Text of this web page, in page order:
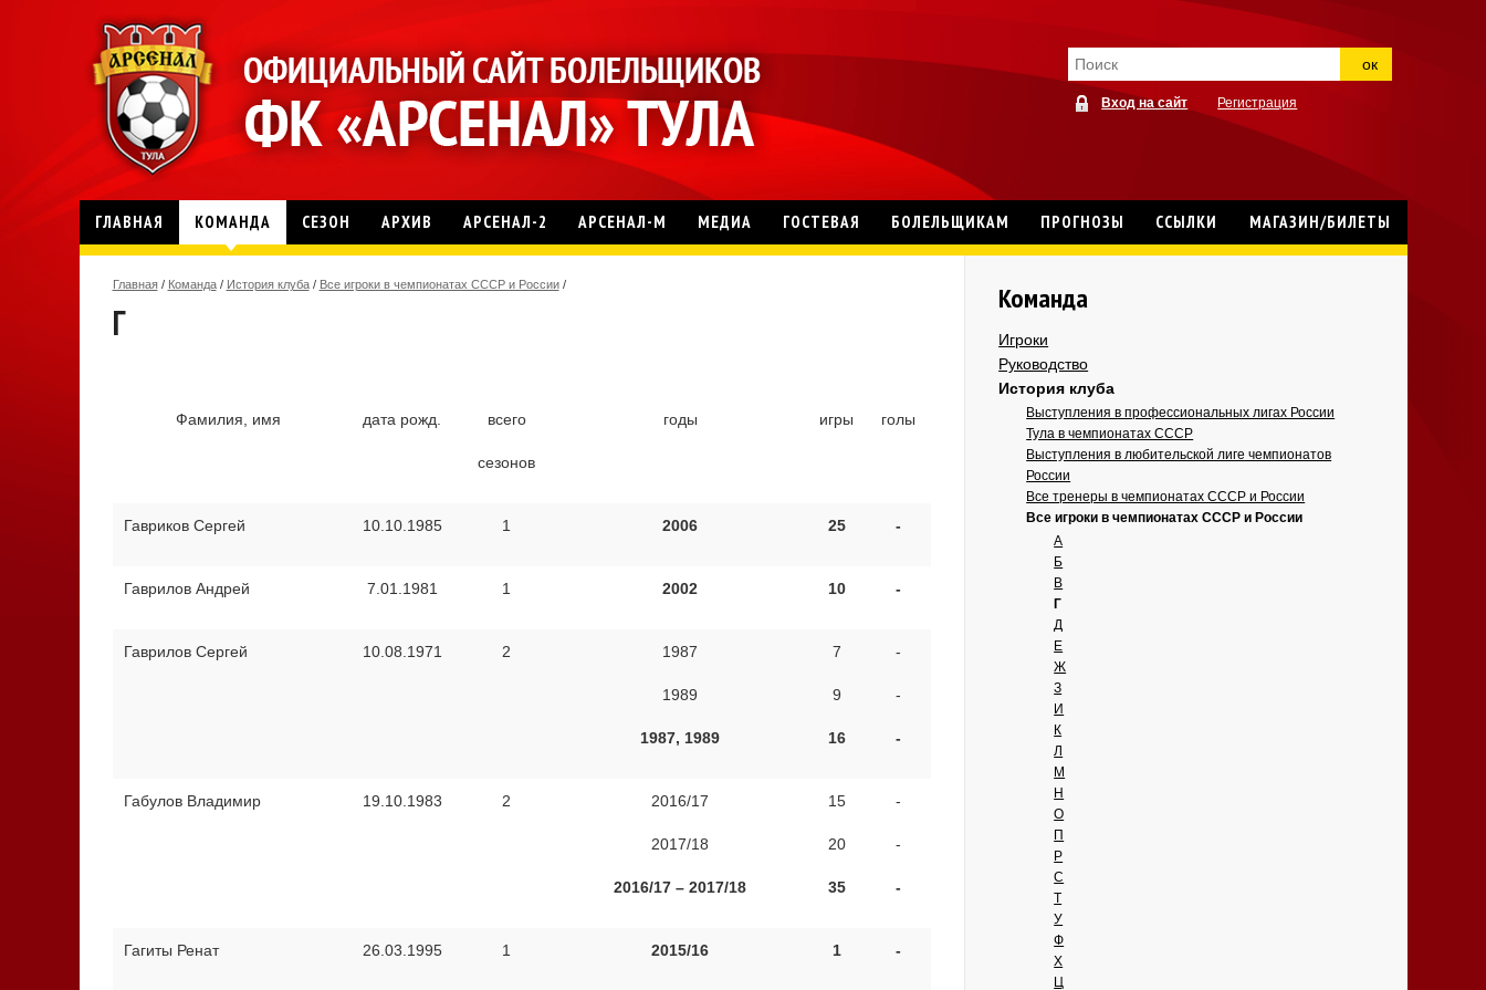
ок
Вход на сайт Регистрация
ГЛАВНАЯ КОМАНДА СЕЗОН АРХИВ АРСЕНАЛ-2 АРСЕНАЛ-М МЕДИА ГОСТЕВАЯ БОЛЕЛЬЩИКАМ ПРОГНОЗЫ ССЫЛКИ МАГАЗИН/БИЛЕТЫ
Главная / Команда / История клуба / Все игроки в чемпионатах СССР и России /
Г
Фамилия, имя дата рожд. всего
сезонов
годы игры голы
Гавриков Сергей 10.10.1985 1 2006 25 -
Гаврилов Андрей 7.01.1981 1 2002 10 -
Гаврилов Сергей 10.08.1971 2 1987
1989
1987, 1989
7
9
16
-
-
-
Габулов Владимир 19.10.1983 2 2016/17
2017/18
2016/17 – 2017/18
15
20
35
-
-
-
Гагиты Ренат 26.03.1995 1 2015/16 1 -
Команда
Игроки
Руководство
История клуба
Выступления в профессиональных лигах России
Тула в чемпионатах СССР
Выступления в любительской лиге чемпионатов
России
Все тренеры в чемпионатах СССР и России
Все игроки в чемпионатах СССР и России
А
Б
В
Г
Д
Е
Ж
З
И
К
Л
М
Н
О
П
Р
С
Т
У
Ф
Х
Ц